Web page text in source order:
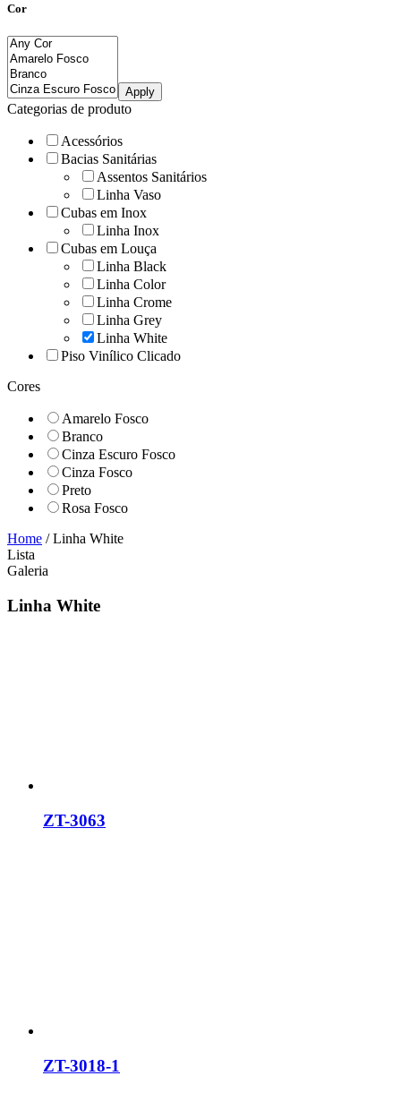
Cor
Apply
Categorias de produto
Acessórios
Bacias Sanitárias
Assentos Sanitários
Linha Vaso
Cubas em Inox
Linha Inox
Cubas em Louça
Linha Black
Linha Color
Linha Crome
Linha Grey
Linha White
Piso Vinílico Clicado
Cores
Amarelo Fosco
Branco
Cinza Escuro Fosco
Cinza Fosco
Preto
Rosa Fosco
Home / Linha White
Lista
Galeria
Linha White
ZT-3063
ZT-3018-1